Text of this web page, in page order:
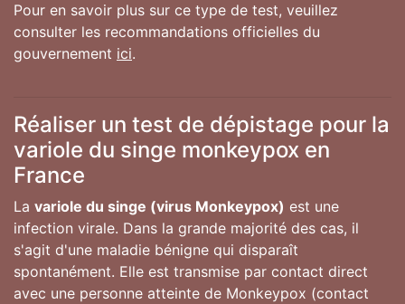
Pour en savoir plus sur ce type de test, veuillez
consulter les recommandations officielles du
gouvernement ici.
Réaliser un test de dépistage pour la
variole du singe monkeypox en
France
La variole du singe (virus Monkeypox) est une
infection virale. Dans la grande majorité des cas, il
s'agit d'une maladie bénigne qui disparaît
spontanément. Elle est transmise par contact direct
avec une personne atteinte de Monkeypox (contact